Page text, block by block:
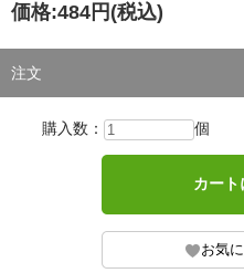
価格:484円 (税込)
注文
購入数： 個